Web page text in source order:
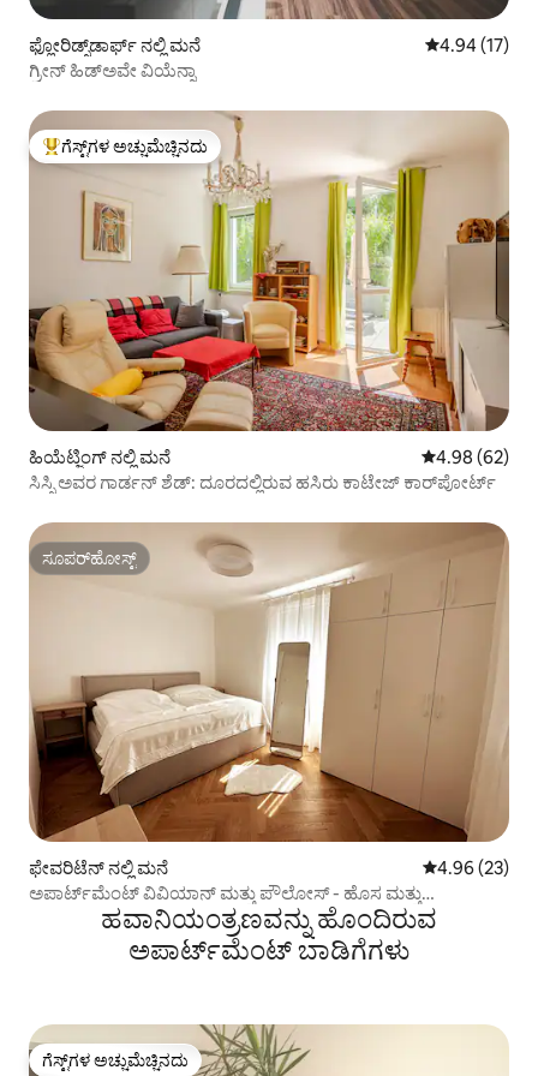
ಫ್ಲೋರಿಡ್ಸ್‌ಡಾರ್ಫ್ ನಲ್ಲಿ ಮನೆ 5 ರಲ್ಲಿ 4.94
4.94 (17)
ಗ್ರೀನ್ ಹಿಡ್‌ಅವೇ ವಿಯೆನ್ನಾ
ಗೆಸ್ಟ್‌ಗಳಿಗೆ ಅತಿ ಹೆಚ್ಚು ಅಚ್ಚುಮೆಚ್ಚಿನದು
ಗೆಸ್ಟ್‌ಗಳ ಅಚ್ಚುಮೆಚ್ಚಿನದು
ಹಿಯೆಟ್ಜಿಂಗ್ ನಲ್ಲಿ ಮನೆ 5 ರಲ್ಲಿ 4.98
4.98 (62)
ಸಿಸ್ಸಿ ಅವರ ಗಾರ್ಡನ್ ಶೆಡ್: ದೂರದಲ್ಲಿರುವ ಹಸಿರು ಕಾಟೇಜ್ ಕಾರ್‌ಪೋರ್ಟ್
ಸೂಪರ್‌ಹೋಸ್ಟ್
ಸೂಪರ್‌ಹೋಸ್ಟ್
ಫೇವರಿಟೆನ್ ನಲ್ಲಿ ಮನೆ 5 ರಲ್ಲಿ 4.96
4.96 (23)
ಅಪಾರ್ಟ್‌ಮೆಂಟ್ ವಿವಿಯಾನ್ ಮತ್ತು ಪೌಲೋಸ್ - ಹೊಸ ಮತ್ತು
ಟೆರೇಸ್‌ನೊಂದಿಗೆ #1ಹವಾನಿಯಂತ್ರಣವನ್ನು ಹೊಂದಿರುವ
ಅಪಾರ್ಟ್‌ಮೆಂಟ್‌ ಬಾಡಿಗೆಗಳು
ಗೆಸ್ಟ್‌ಗಳ ಅಚ್ಚುಮೆಚ್ಚಿನದು
ಗೆಸ್ಟ್‌ಗಳ ಅಚ್ಚುಮೆಚ್ಚಿನದು